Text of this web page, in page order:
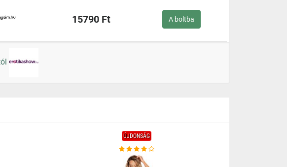
15790 Ft A boltba
ÚJDONSÁG